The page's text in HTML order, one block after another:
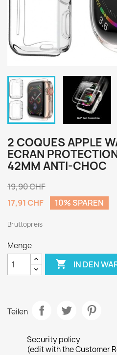
2 COQUES APPLE
ECRAN
42MM ANTI-CHOC
19,90 CHF
17,91 CHF
10% SPAREN
Bruttopreis
Menge
 IN DEN
Teilen
Security policy
(edit with the Customer